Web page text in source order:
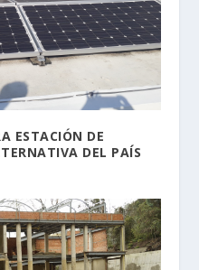
ESTACIÓN DE
DEL PAÍS